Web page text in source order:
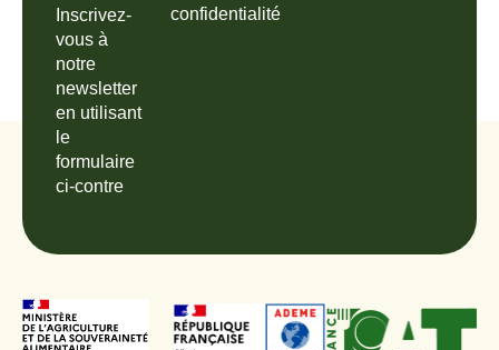
Inscrivez-
vous à
notre
newsletter
en utilisant
le
formulaire
ci-contre
confidentialité